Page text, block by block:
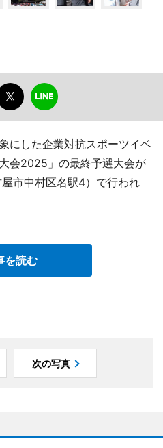
にした企業対抗スポーツイベ
会2025」の最終予選大会が
市中村区名駅4）で行われ
を読む
次の写真